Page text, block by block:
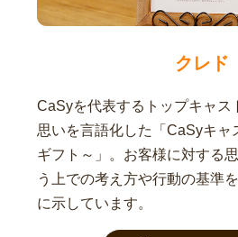
クレド
CaSyを代表するトップキャス
思いを言語化した「CaSyキャ
ギフト～」。お客様に対する
う上での考え方や行動の基準
に示しています。